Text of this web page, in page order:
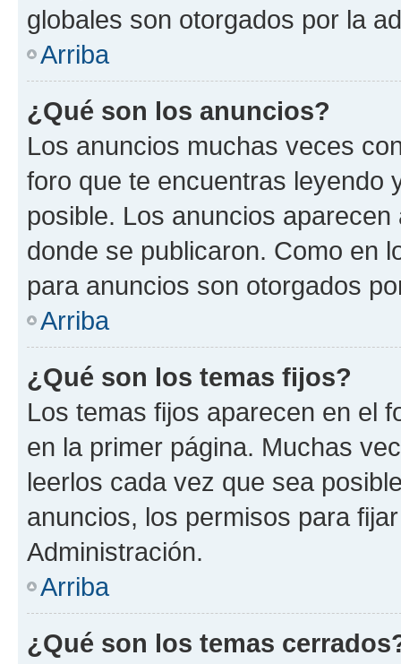
globales son otorgados por la
Arriba
¿Qué son los anuncios?
Los anuncios muchas veces
foro que te encuentras leyendo
posible. Los anuncios
donde se publicaron. Como en
para anuncios son otorgados
Arriba
¿Qué son los temas fijos?
Los temas fijos aparecen en el
en la primer página. Muchas
leerlos cada vez que sea
anuncios, los permisos para
Administración.
Arriba
¿Qué son los temas